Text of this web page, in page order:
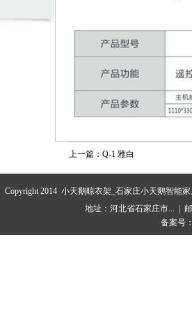
上一篇：Q-1 雅白
Copyright 2014 小天鹅晾衣架_石家庄小天鹅智能
地址：河北省石家庄市... | 邮
备案号